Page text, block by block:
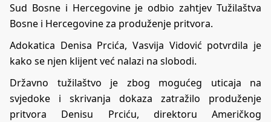
Sud Bosne i Hercegovine je odbio zahtjev Tužilaštva
Bosne i Hercegovine za produženje pritvora.
Adokatica Denisa Prcića, Vasvija Vidović potvrdila je
kako se njen klijent već nalazi na slobodi.
Državno tužilaštvo je zbog mogućeg uticaja na
svjedoke i skrivanja dokaza zatražilo produženje
pritvora Denisu Prciću, direktoru Američkog